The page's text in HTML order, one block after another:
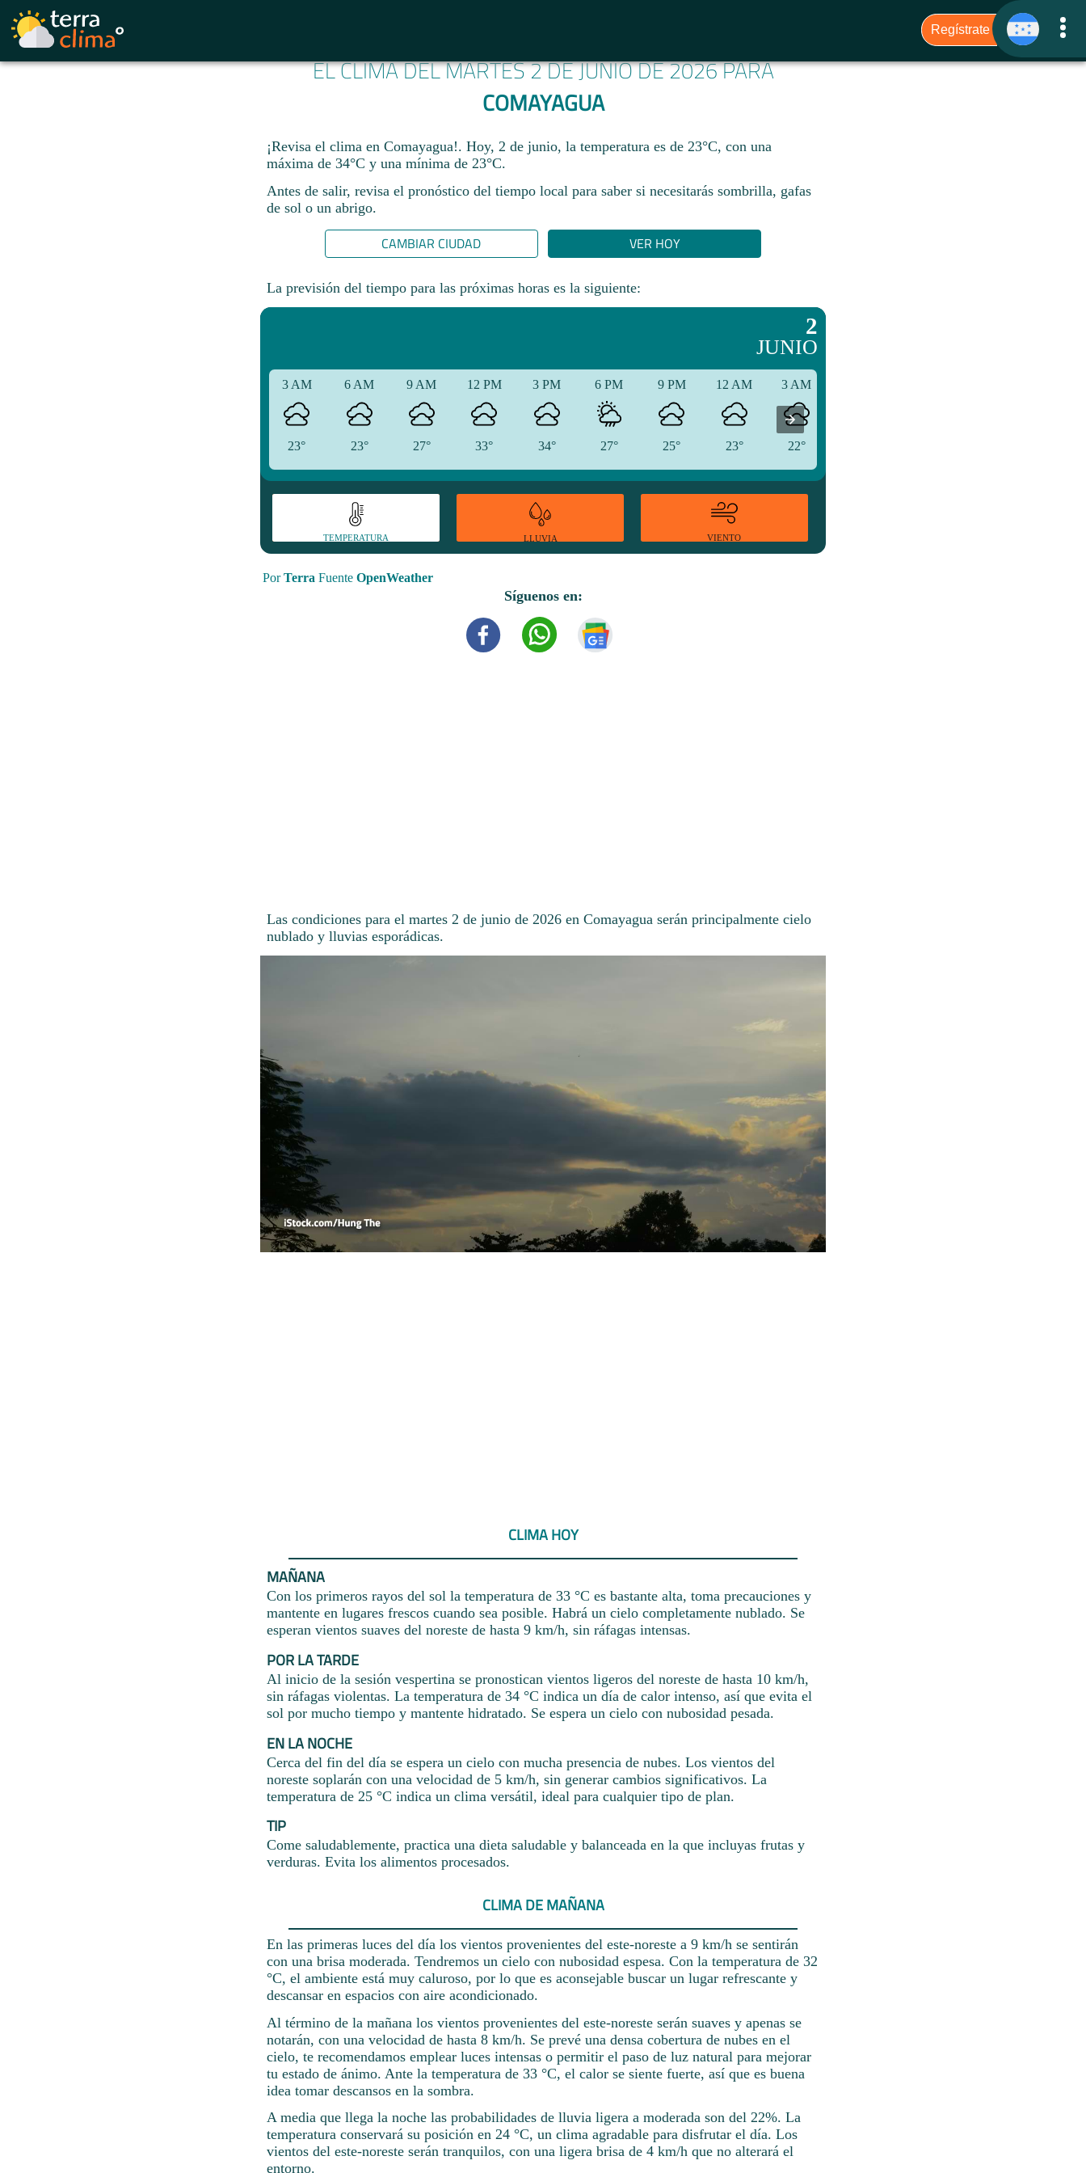
EL CLIMA DEL MARTES 2 DE JUNIO DE 2026 PARA
COMAYAGUA
¡Revisa el clima en Comayagua!. Hoy, 2 de junio, la temperatura es de 23°C, con una
máxima de 34°C y una mínima de 23°C.​
Antes de salir, revisa el pronóstico del tiempo local para saber si necesitarás sombrilla, gafas
de sol o un abrigo.
CAMBIAR CIUDAD VER HOY
La previsión del tiempo para las próximas horas es la siguiente:
2
JUNIO
3 AM
23°
6 AM
23°
9 AM
27°
12 PM
33°
3 PM
34°
6 PM
27°
9 PM
25°
12 AM
23°
3 AM
22°
TEMPERATURA LLUVIA VIENTO
PorTerra Fuente OpenWeather
Síguenos en:
Las condiciones para el martes 2 de junio de 2026 en Comayagua serán principalmente cielo
nublado y lluvias esporádicas.
CLIMA HOY
MAÑANA
Con los primeros rayos del sol la temperatura de 33 °C es bastante alta, toma precauciones y
mantente en lugares frescos cuando sea posible. Habrá un cielo completamente nublado. Se
esperan vientos suaves del noreste de hasta 9 km/h, sin ráfagas intensas.
POR LA TARDE
Al inicio de la sesión vespertina se pronostican vientos ligeros del noreste de hasta 10 km/h,
sin ráfagas violentas. La temperatura de 34 °C indica un día de calor intenso, así que evita el
sol por mucho tiempo y mantente hidratado. Se espera un cielo con nubosidad pesada.
EN LA NOCHE
Cerca del fin del día se espera un cielo con mucha presencia de nubes. Los vientos del
noreste soplarán con una velocidad de 5 km/h, sin generar cambios significativos. La
temperatura de 25 °C indica un clima versátil, ideal para cualquier tipo de plan.
TIP
Come saludablemente, practica una dieta saludable y balanceada en la que incluyas frutas y
verduras. Evita los alimentos procesados.
CLIMA DE MAÑANA
En las primeras luces del día los vientos provenientes del este-noreste a 9 km/h se sentirán
con una brisa moderada. Tendremos un cielo con nubosidad espesa. Con la temperatura de 32
°C, el ambiente está muy caluroso, por lo que es aconsejable buscar un lugar refrescante y
descansar en espacios con aire acondicionado.
Al término de la mañana los vientos provenientes del este-noreste serán suaves y apenas se
notarán, con una velocidad de hasta 8 km/h. Se prevé una densa cobertura de nubes en el
cielo, te recomendamos emplear luces intensas o permitir el paso de luz natural para mejorar
tu estado de ánimo. Ante la temperatura de 33 °C, el calor se siente fuerte, así que es buena
idea tomar descansos en la sombra.
A media que llega la noche las probabilidades de lluvia ligera a moderada son del 22%. La
temperatura conservará su posición en 24 °C, un clima agradable para disfrutar el día. Los
vientos del este-noreste serán tranquilos, con una ligera brisa de 4 km/h que no alterará el
entorno.